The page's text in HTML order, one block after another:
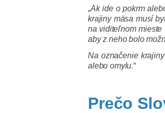
„Ak ide o pokrm
krajiny mäsa musí
na viditeľnom
aby z neho bolo
Na označenie
alebo omylu.“
Prečo